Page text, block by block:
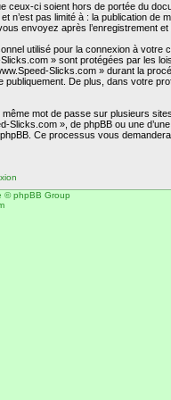
ci soient hors de portée du
pas limité à : la publication de
envoyez après l’enregistrement
utilisé pour la connexion à
» sont protégées par les
Slicks.com » durant la
De plus, dans votre
mot de passe sur plusieurs
», de phpBB ou une
Ce processus vous
© phpBB Group